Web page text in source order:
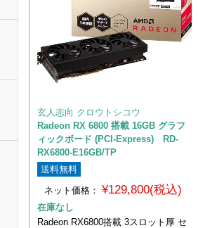
玄人志向 クロウトシコウ
Radeon RX 6800 搭載 16GB グラフ
ィックボード (PCI-Express) RD-
RX6800-E16GB/TP
送料無料
ネット価格： ¥129,800(税込)
在庫なし
Radeon RX6800搭載 3スロット厚 セ